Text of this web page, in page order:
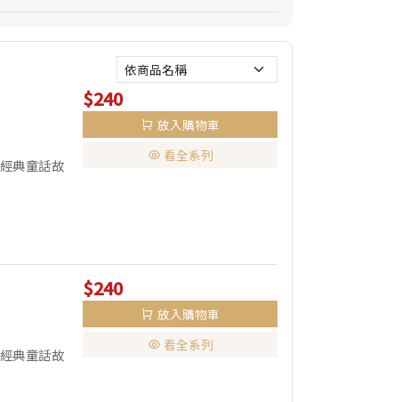
典童話故
$240
放入購物車
看全系列
典童話故
$240
放入購物車
看全系列